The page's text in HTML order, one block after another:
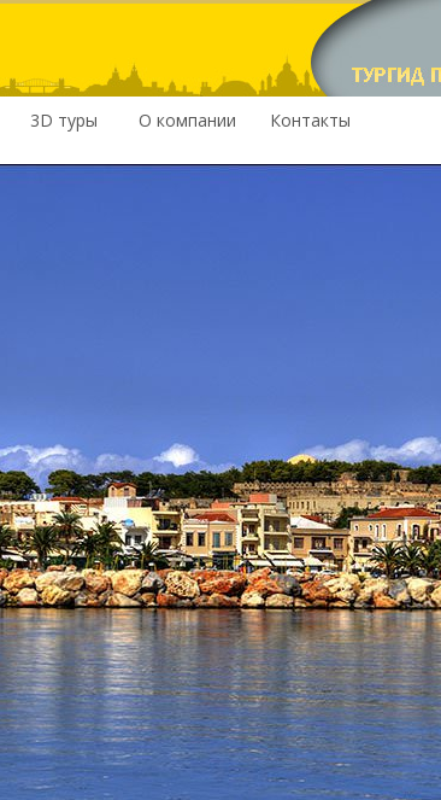
3D туры О компании Контакты